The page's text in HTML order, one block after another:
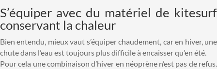
S’équiper avec du matériel de kitesurf
conservant la chaleur
Bien entendu, mieux vaut s’équiper chaudement, car en hiver, une
chute dans l’eau est toujours plus difficile à encaisser qu’en été.
Pour cela une combinaison d’hiver en néoprène n’est pas de refus.